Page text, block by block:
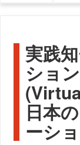
実践
ショ
日本
ーショ